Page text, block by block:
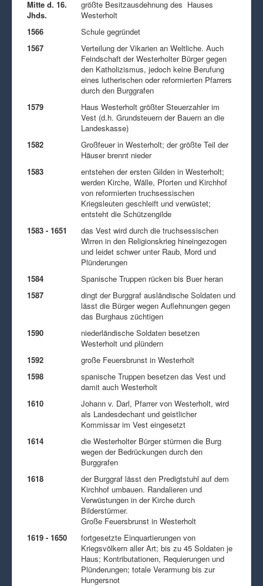
Mitte d. 16.
Jhds.
größte Besitzausdehnung des Hauses
Westerholt
1566
Schule gegründet
1567
Verteilung der Vikarien an Weltliche. Auch
Feindschaft der Westerholter Bürger gegen
den Katholizismus, jedoch keine Berufung
eines lutherischen oder reformierten Pfarrers
durch den Burggrafen
1579
Haus Westerholt größter Steuerzahler im
Vest (d.h. Grundsteuern der Bauern an die
Landeskasse)
1582
Großfeuer in Westerholt; der größte Teil der
Häuser brennt nieder
1583
entstehen der ersten Gilden in Westerholt;
werden Kirche, Wälle, Pforten und Kirchhof
von reformierten truchsessischen
Kriegsleuten geschleift und verwüstet;
entsteht die Schützengilde
1583 - 1651
das Vest wird durch die truchsessischen
Wirren in den Religionskrieg hineingezogen
und leidet schwer unter Raub, Mord und
Plünderungen
1584
Spanische Truppen rücken bis Buer heran
1587
dingt der Burggraf ausländische Soldaten und
lässt die Bürger wegen Auflehnungen gegen
das Burghaus züchtigen
1590
niederländische Soldaten besetzen
Westerholt und plündern
1592
große Feuersbrunst in Westerholt
1598
spanische Truppen besetzen das Vest und
damit auch Westerholt
1610
Johann v. Darl, Pfarrer von Westerholt, wird
als Landesdechant und geistlicher
Kommissar im Vest eingesetzt
1614
die Westerholter Bürger stürmen die Burg
wegen der Bedrückungen durch den
Burggrafen
1618
der Burggraf lässt den Predigtstuhl auf dem
Kirchhof umbauen. Randalieren und
Verwüstungen in der Kirche durch
Bilderstürmer.
Große Feuersbrunst in Westerholt
1619 - 1650
fortgesetzte Einquartierungen von
Kriegsvölkern aller Art; bis zu 45 Soldaten je
Haus; Kontributationen, Requierungen und
Plünderungen; totale Verarmung bis zur
Hungersnot